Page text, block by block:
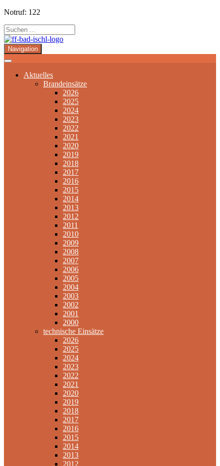
Notruf: 122
Navigation
Aktuelles
Brandeinsätze
2026
2025
2024
2023
2022
2021
2020
2019
2018
2017
2016
2015
2014
2013
2012
2011
2010
2009
2008
2007
2006
2005
2004
2003
2002
2001
2000
technische Einsätze
2026
2025
2024
2023
2022
2021
2020
2019
2018
2017
2016
2015
2014
2013
2012